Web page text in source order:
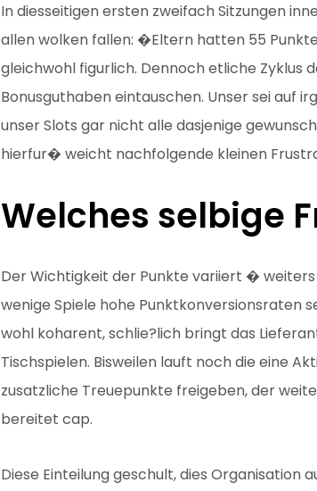
In diesseitigen ersten zweifach Sitzungen
allen wolken fallen: �Eltern hatten 55
gleichwohl figurlich. Dennoch etliche
Bonusguthaben eintauschen. Unser sei auf
unser Slots gar nicht alle dasjenige
hierfur� weicht nachfolgende kleinen
Welches selbige
Der Wichtigkeit der Punkte variiert �
wenige Spiele hohe Punktkonversionsraten
wohl koharent, schlie?lich bringt das
Tischspielen. Bisweilen lauft noch die eine
zusatzliche Treuepunkte freigeben, der
bereitet cap.
Diese Einteilung geschult, dies